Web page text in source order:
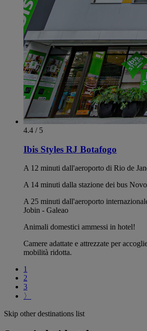
4.4 / 5
Ibis Styles RJ Botafogo
A 12 minuti dall'aeroporto di Rio de
A 14 minuti dalla stazione dei bus
A 25 minuti dall'aeroporto
Jobin - Galeao
Animali domestici ammessi in hotel!
Camere adattate e attrezzate per
mobilità ridotta.
1
2
3
〉
Skip other destinations list